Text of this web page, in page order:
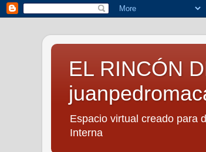
EL RINCÓN
Espacio virtual creado para
Interna